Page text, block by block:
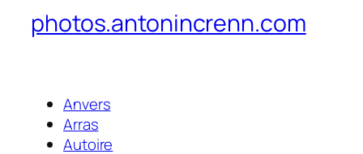
photos.antonincrenn.com
Anvers
Arras
Autoire